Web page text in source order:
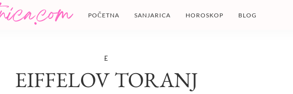
POČETNA SANJARICA HOROSKOP BLOG
E
EIFFELOV TORANJ